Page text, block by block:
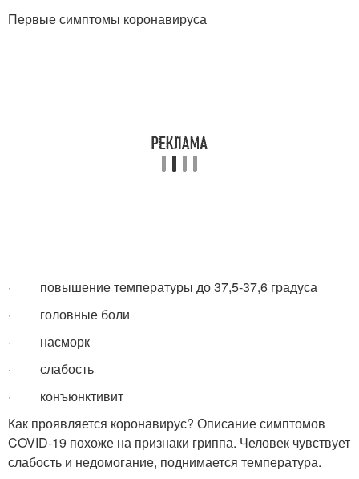
Первые симптомы коронавируса
· повышение температуры до 37,5-37,6 градуса
· головные боли
· насморк
· слабость
· конъюнктивит
Как проявляется коронавирус? Описание симптомов
COVID-19 похоже на признаки гриппа. Человек чувствует
слабость и недомогание, поднимается температура.